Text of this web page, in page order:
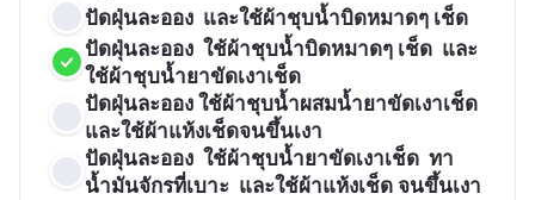
ปัดฝุ่นละออง  และใช้ผ้าชุบน้ำบิดหมาดๆ เช็ด
ปัดฝุ่นละออง  ใช้ผ้าชุบน้ำบิดหมาดๆ เช็ด  และ
ใช้ผ้าชุบน้ำยาขัดเงาเช็ด
ปัดฝุ่นละออง ใช้ผ้าชุบน้ำผสมน้ำยาขัดเงาเช็ด
และใช้ผ้าแห้งเช็ดจนขึ้นเงา
ปัดฝุ่นละออง  ใช้ผ้าชุบน้ำยาขัดเงาเช็ด  ทา
น้ำมันจักรที่เบาะ  และใช้ผ้าแห้งเช็ด จนขึ้นเงา